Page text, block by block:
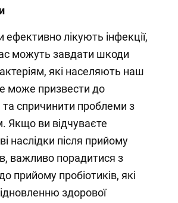
ефективно лікують інфекції,
можуть завдати шкоди
які населяють наш
може призвести до
спричинити проблеми з
Якщо ви відчуваєте
наслідки після прийому
важливо порадитися з
прийому пробіотиків, які
здорової